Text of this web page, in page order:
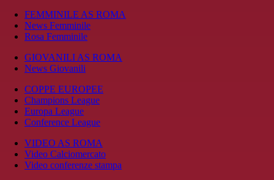
FEMMINILE AS ROMA
News Femminile
Rosa Femminile
GIOVANILI AS ROMA
News Giovanili
COPPE EUROPEE
Champions League
Europa League
Conference League
VIDEO AS ROMA
Video Calciomercato
Video conferenze stampa